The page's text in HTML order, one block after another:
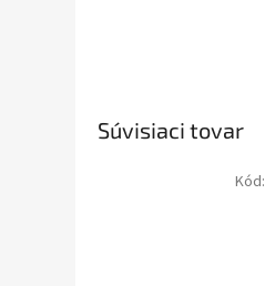
Súvisiaci tovar
Kód: